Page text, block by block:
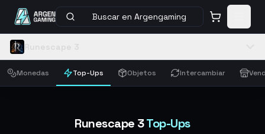
Buscar en Argengaming
Monedas Top-Ups Objetos Intercambiar
Runescape 3Top-Ups